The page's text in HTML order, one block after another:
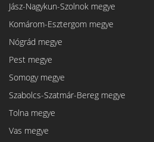
Jász-Nagykun-Szolnok megye
Komárom-Esztergom megye
Nógrád megye
Pest megye
Somogy megye
Szabolcs-Szatmár-Bereg megye
Tolna megye
Vas megye